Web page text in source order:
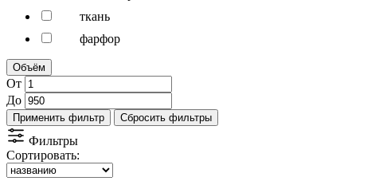
ткань
фарфор
Объём
От
До
Применить фильтр Сбросить фильтры
Фильтры
Сортировать: